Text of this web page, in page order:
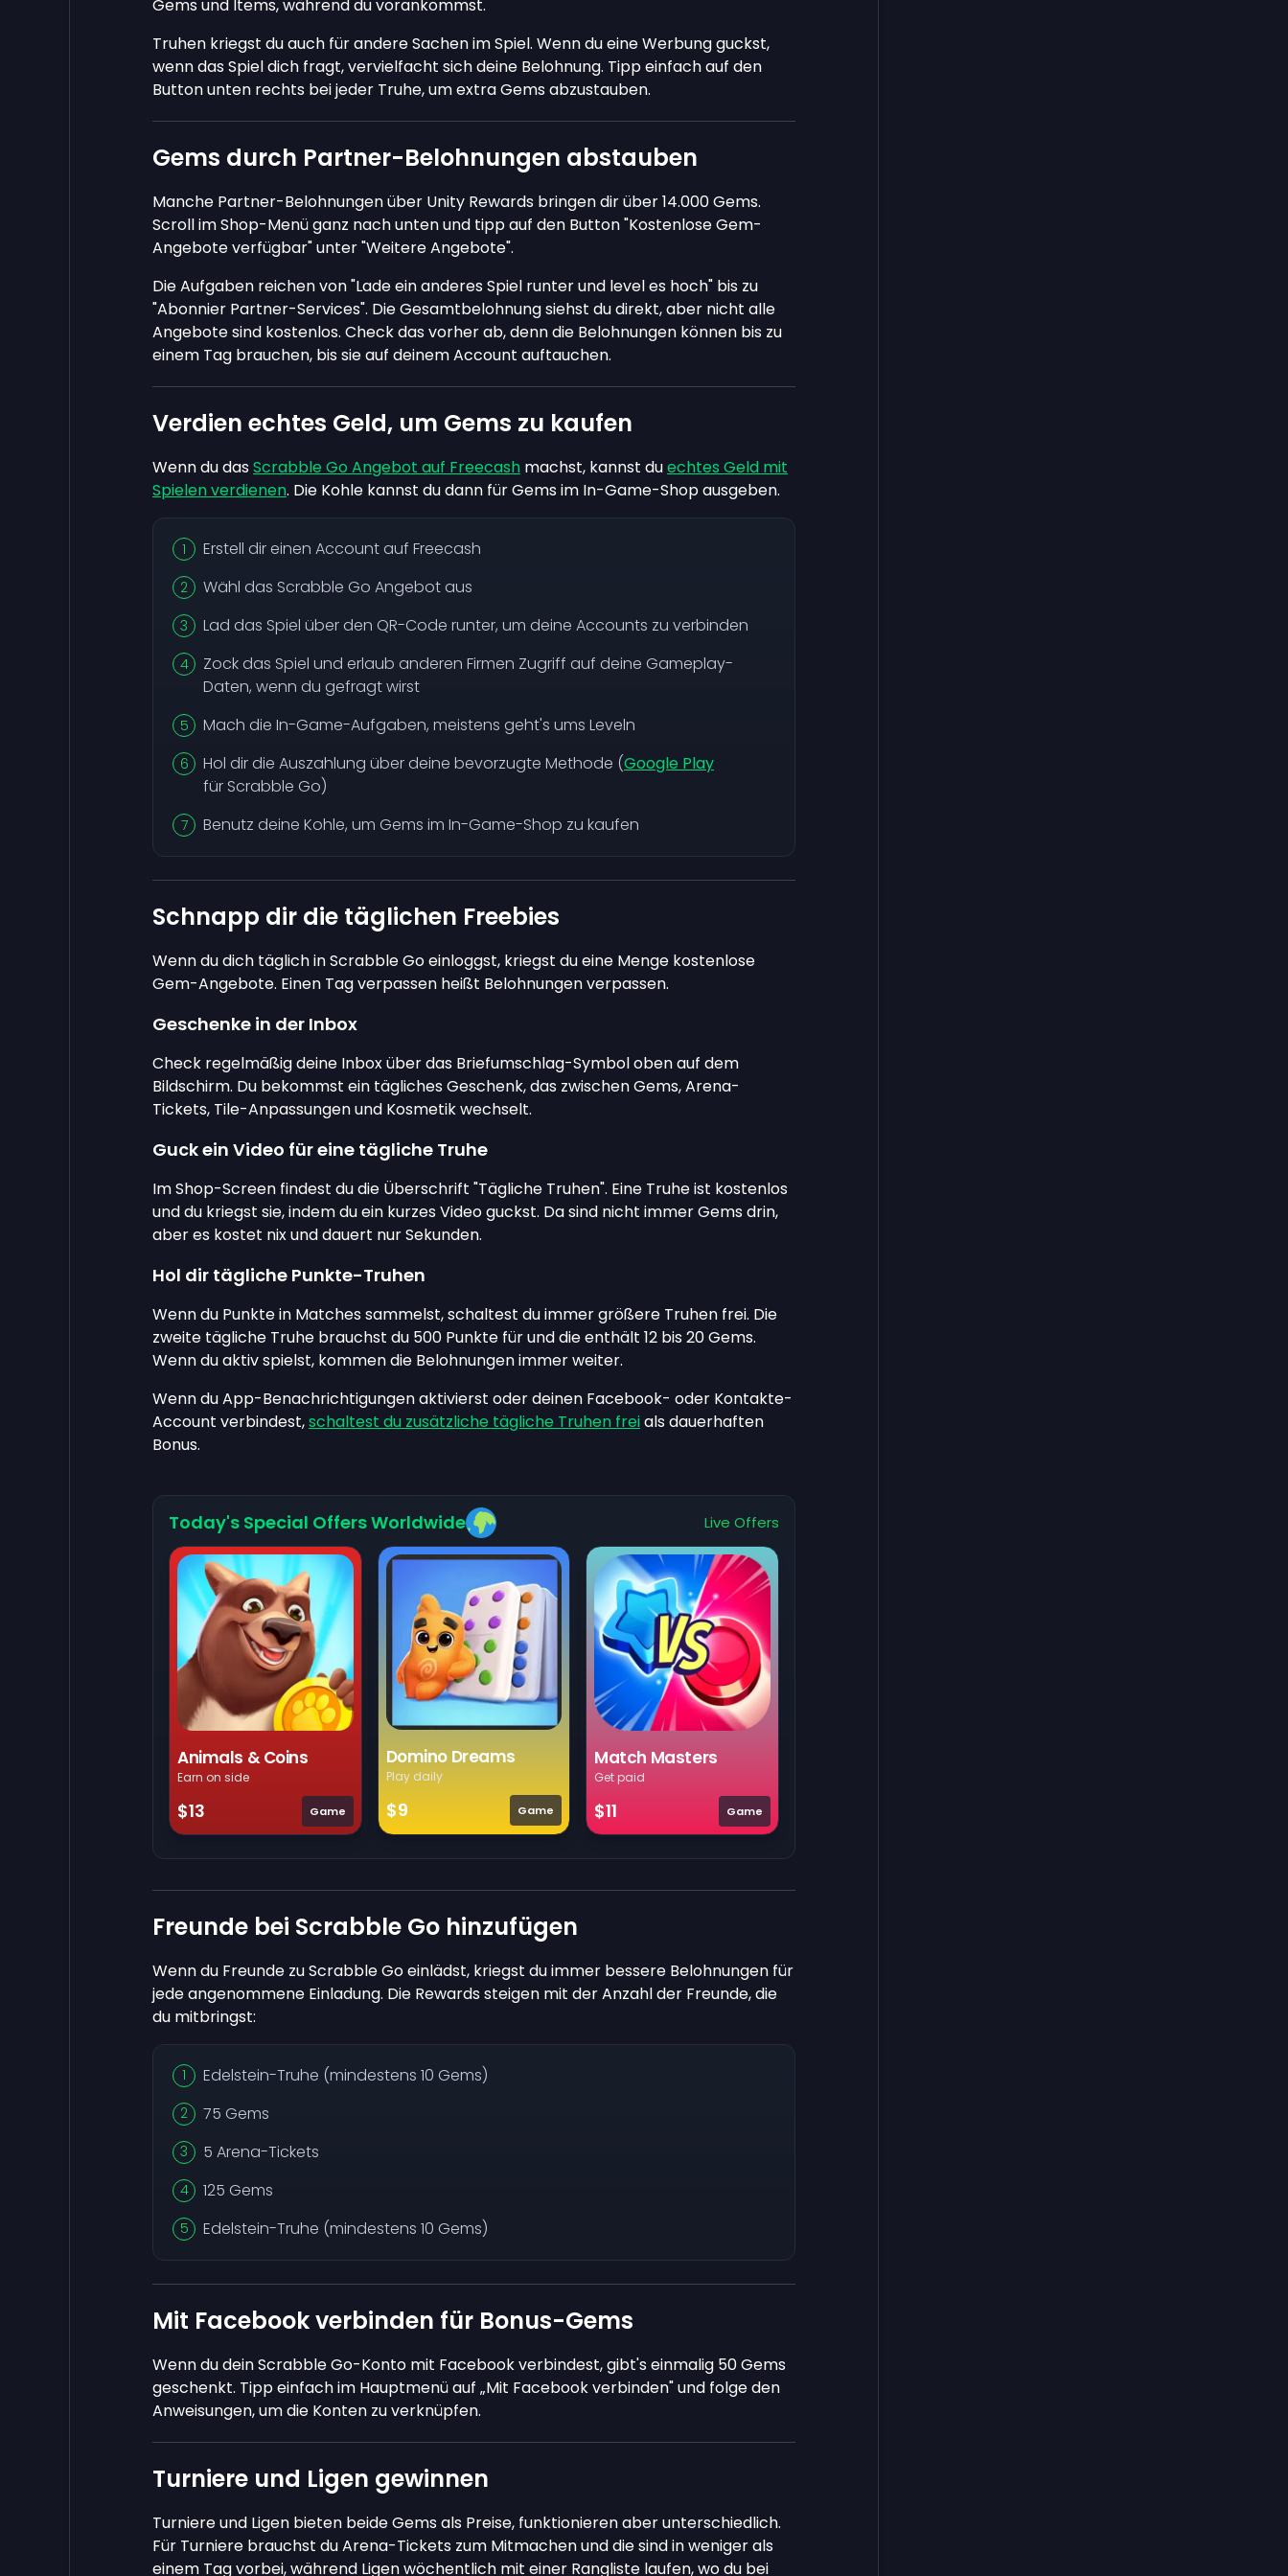
Gems und Items, während du vorankommst.
Truhen kriegst du auch für andere Sachen im Spiel. Wenn du eine Werbung guckst,
wenn das Spiel dich fragt, vervielfacht sich deine Belohnung. Tipp einfach auf den
Button unten rechts bei jeder Truhe, um extra Gems abzustauben.
Gems durch Partner-Belohnungen abstauben
Manche Partner-Belohnungen über Unity Rewards bringen dir über 14.000 Gems.
Scroll im Shop-Menü ganz nach unten und tipp auf den Button "Kostenlose Gem-
Angebote verfügbar" unter "Weitere Angebote".
Die Aufgaben reichen von "Lade ein anderes Spiel runter und level es hoch" bis zu
"Abonnier Partner-Services". Die Gesamtbelohnung siehst du direkt, aber nicht alle
Angebote sind kostenlos. Check das vorher ab, denn die Belohnungen können bis zu
einem Tag brauchen, bis sie auf deinem Account auftauchen.
Verdien echtes Geld, um Gems zu kaufen
Wenn du das Scrabble Go Angebot auf Freecash machst, kannst duechtes Geld mit
Spielen verdienen. Die Kohle kannst du dann für Gems im In-Game-Shop ausgeben.
Erstell dir einen Account auf Freecash
Wähl das Scrabble Go Angebot aus
Lad das Spiel über den QR-Code runter, um deine Accounts zu verbinden
Zock das Spiel und erlaub anderen Firmen Zugriff auf deine Gameplay-
Daten, wenn du gefragt wirst
Mach die In-Game-Aufgaben, meistens geht's ums Leveln
Hol dir die Auszahlung über deine bevorzugte Methode (Google Play
für Scrabble Go)
Benutz deine Kohle, um Gems im In-Game-Shop zu kaufen
Schnapp dir die täglichen Freebies
Wenn du dich täglich in Scrabble Go einloggst, kriegst du eine Menge kostenlose
Gem-Angebote. Einen Tag verpassen heißt Belohnungen verpassen.
Geschenke in der Inbox
Check regelmäßig deine Inbox über das Briefumschlag-Symbol oben auf dem
Bildschirm. Du bekommst ein tägliches Geschenk, das zwischen Gems, Arena-
Tickets, Tile-Anpassungen und Kosmetik wechselt.
Guck ein Video für eine tägliche Truhe
Im Shop-Screen findest du die Überschrift "Tägliche Truhen". Eine Truhe ist kostenlos
und du kriegst sie, indem du ein kurzes Video guckst. Da sind nicht immer Gems drin,
aber es kostet nix und dauert nur Sekunden.
Hol dir tägliche Punkte-Truhen
Wenn du Punkte in Matches sammelst, schaltest du immer größere Truhen frei. Die
zweite tägliche Truhe brauchst du 500 Punkte für und die enthält 12 bis 20 Gems.
Wenn du aktiv spielst, kommen die Belohnungen immer weiter.
Wenn du App-Benachrichtigungen aktivierst oder deinen Facebook- oder Kontakte-
Account verbindest,schaltest du zusätzliche tägliche Truhen freials dauerhaften
Bonus.
Today's Special Offers Worldwide Live Offers
Animals & Coins
Earn on side
$13 Game
Domino Dreams
Play daily
$9 Game
Match Masters
Get paid
$11 Game
Freunde bei Scrabble Go hinzufügen
Wenn du Freunde zu Scrabble Go einlädst, kriegst du immer bessere Belohnungen für
jede angenommene Einladung. Die Rewards steigen mit der Anzahl der Freunde, die
du mitbringst:
Edelstein-Truhe (mindestens 10 Gems)
75 Gems
5 Arena-Tickets
125 Gems
Edelstein-Truhe (mindestens 10 Gems)
Mit Facebook verbinden für Bonus-Gems
Wenn du dein Scrabble Go-Konto mit Facebook verbindest, gibt's einmalig 50 Gems
geschenkt. Tipp einfach im Hauptmenü auf „Mit Facebook verbinden" und folge den
Anweisungen, um die Konten zu verknüpfen.
Turniere und Ligen gewinnen
Turniere und Ligen bieten beide Gems als Preise, funktionieren aber unterschiedlich.
Für Turniere brauchst du Arena-Tickets zum Mitmachen und die sind in weniger als
einem Tag vorbei, während Ligen wöchentlich mit einer Rangliste laufen, wo du bei